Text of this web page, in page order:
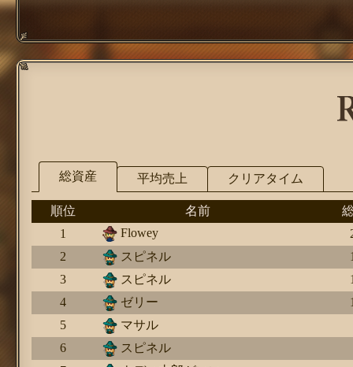
総資産 平均売上 クリアタイム
順位 名前
1
Flowey
2
スピネル
3
スピネル
4
ゼリー
5
マサル
6
スピネル